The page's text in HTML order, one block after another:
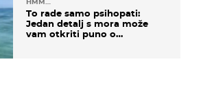
postave!
To rade samo psihopati:
Jedan detalj s mora može
vam otkriti puno o